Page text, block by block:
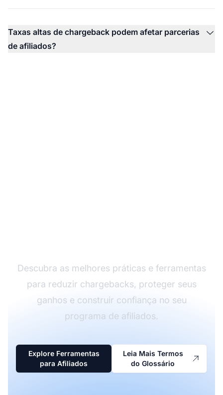
Taxas altas de chargeback podem afetar parcerias
de afiliados?
Descubra as melhores práticas e ferramentas
para reduzir chargebacks, proteger seus
ganhos e construir confiança no seu
programa de afiliados.
Explore Ferramentas
para Afiliados
Leia Mais Termos
do Glossário